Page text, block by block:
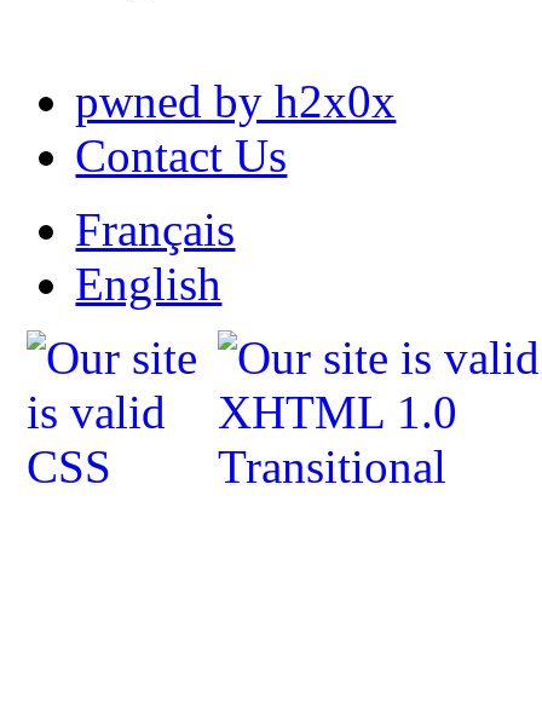
pwned by h2x0x
Contact Us
Français
English